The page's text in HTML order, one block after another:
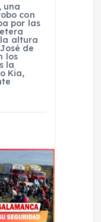
una
con
por las
altura
de
los
la
Kia,